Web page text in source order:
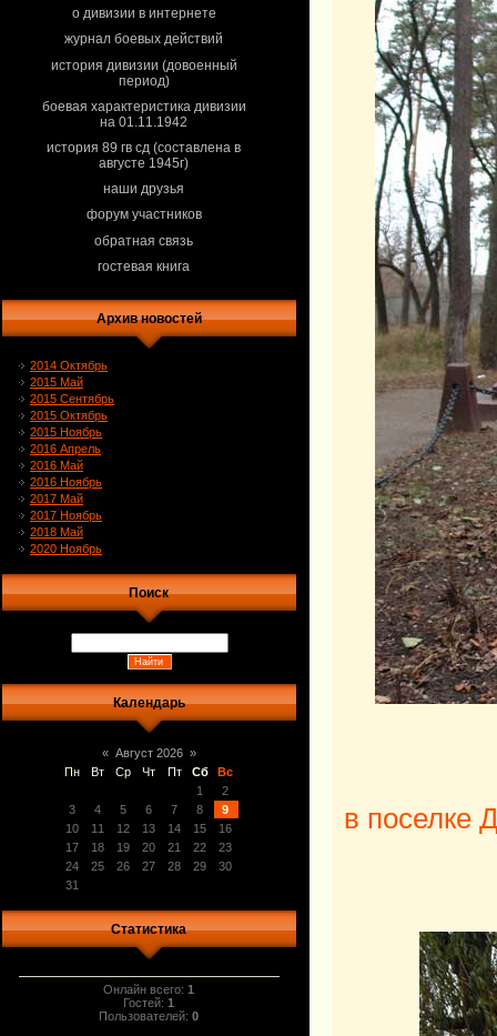
о дивизии в интернете
журнал боевых действий
история дивизии (довоенный
период)
боевая характеристика дивизии
на 01.11.1942
история 89 гв сд (составлена в
августе 1945г)
наши друзья
форум участников
обратная связь
гостевая книга
Архив новостей
2014 Октябрь
2015 Май
2015 Сентябрь
2015 Октябрь
2015 Ноябрь
2016 Апрель
2016 Май
2016 Ноябрь
2017 Май
2017 Ноябрь
2018 Май
2020 Ноябрь
Поиск
Календарь
« Август 2026 »
Пн
Вт Ср Чт Пт Сб
Вс
1
2
3
4 5 6 7 8
9
10
11 12 13 14 15
16
17
18 19 20 21 22
23
24
25 26 27 28 29
30
31
Статистика
Онлайн всего:1
Гостей:1
Пользователей:0
в поселке